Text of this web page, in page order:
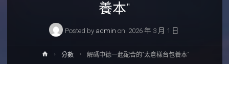
養本”
Posted by admin on 2026 年 3 月 1 日
Home分數 解碼中德一起配合的“太倉樣台包養本”